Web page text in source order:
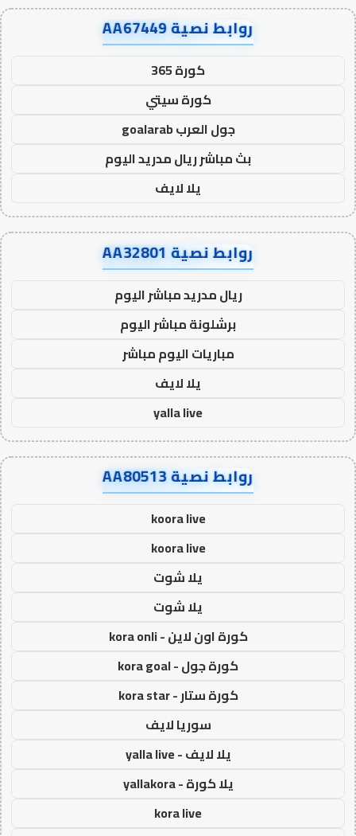
روابط نصية AA67449
كورة 365
كورة سيتي
جول العرب goalarab
بث مباشر ريال مدريد اليوم
يلا لايف
روابط نصية AA32801
ريال مدريد مباشر اليوم
برشلونة مباشر اليوم
مباريات اليوم مباشر
يلا لايف
yalla live
روابط نصية AA80513
koora live
koora live
يلا شوت
يلا شوت
كورة اون لاين - kora onli
كورة جول - kora goal
كورة ستار - kora star
سوريا لايف
يلا لايف - yalla live
يلا كورة - yallakora
kora live